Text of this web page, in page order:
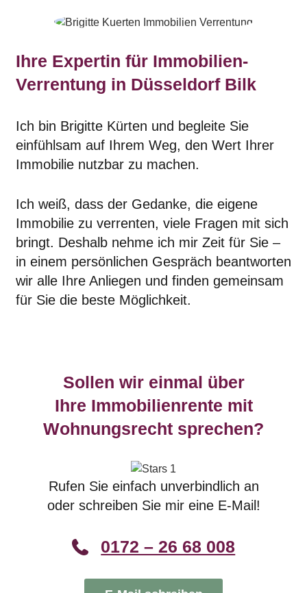
Ihre Expertin für Immobilien-
Verrentung in Düsseldorf Bilk
Ich bin Brigitte Kürten und begleite Sie
einfühlsam auf Ihrem Weg, den Wert Ihrer
Immobilie nutzbar zu machen.
Ich weiß, dass der Gedanke, die eigene
Immobilie zu verrenten, viele Fragen mit sich
bringt. Deshalb nehme ich mir Zeit für Sie –
in einem persönlichen Gespräch beantworten
wir alle Ihre Anliegen und finden gemeinsam
für Sie die beste Möglichkeit.
Sollen wir einmal über
Ihre Immobilienrente mit
Wohnungsrecht sprechen?
Rufen Sie einfach unverbindlich an
oder schreiben Sie mir eine E-Mail!
0172 – 26 68 008